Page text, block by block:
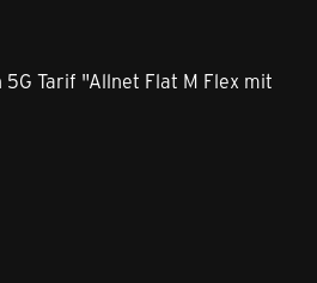
Tarif "Allnet Flat M Flex mit